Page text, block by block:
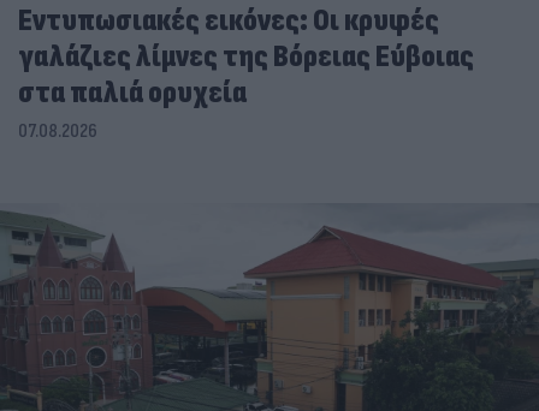
Εντυπωσιακές εικόνες: Οι κρυφές
γαλάζιες λίμνες της Βόρειας Εύβοιας
στα παλιά ορυχεία
07.08.2026